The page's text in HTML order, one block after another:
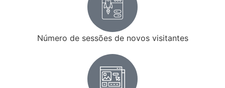
Número de sessões de novos visitantes